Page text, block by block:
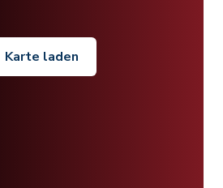
Karte laden